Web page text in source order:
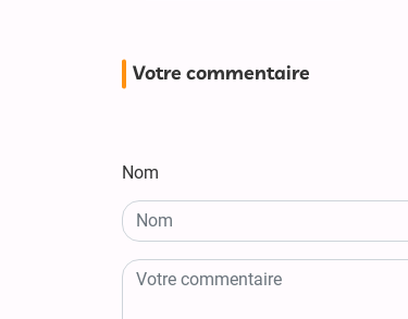
Votre commentaire
Nom